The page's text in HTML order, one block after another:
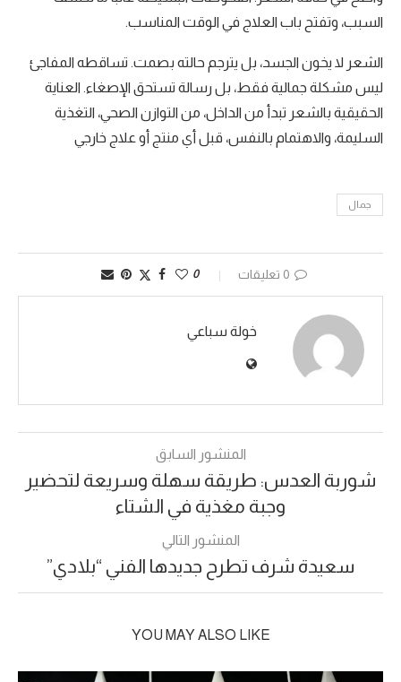
السبب، وتفتح باب العلاج في الوقت المناسب.
الشعر لا يخون الجسد، بل يترجم حالته بصمت. تساقطه المفاجئ
ليس مشكلة جمالية فقط، بل رسالة تستحق الإصغاء. العناية
الحقيقية بالشعر تبدأ من الداخل، من التوازن الصحي، التغذية
السليمة، والاهتمام بالنفس، قبل أي منتج أو علاج خارجي
جمال
0 تعليقات 0
خولة سباعي
المنشور السابق
شوربة العدس: طريقة سهلة وسريعة لتحضير
وجبة مغذية في الشتاء
المنشور التالي
سعيدة شرف تطرح جديدها الفني “بلادي”
YOU MAY ALSO LIKE